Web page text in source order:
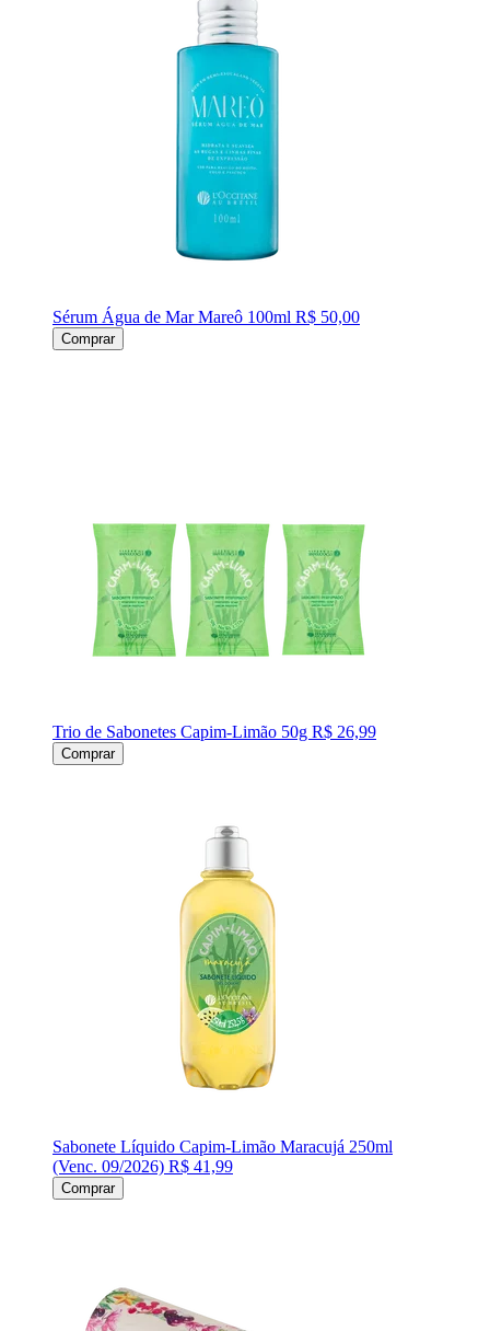
Sérum Água de Mar Mareô 100ml R$ 50,00
Comprar
Trio de Sabonetes Capim-Limão 50g R$ 26,99
Comprar
Sabonete Líquido Capim-Limão Maracujá 250ml
(Venc. 09/2026) R$ 41,99
Comprar